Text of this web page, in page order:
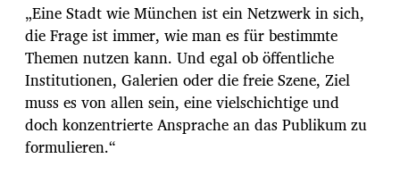
„Eine Stadt wie München ist ein Netzwerk in sich,
die Frage ist immer, wie man es für bestimmte
Themen nutzen kann. Und egal ob öffentliche
Institutionen, Galerien oder die freie Szene, Ziel
muss es von allen sein, eine vielschichtige und
doch konzentrierte Ansprache an das Publikum zu
formulieren.“